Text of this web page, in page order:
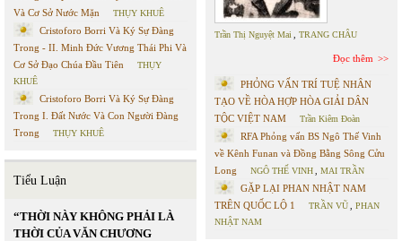
Và Cơ Sở Nước Mặn
THỤY KHUÊ
Cristoforo Borri Và Ký Sự Đàng
Trong - II. Minh Đức Vương Thái Phi Và
Cơ Sở Đạo Chúa Đầu Tiên
THỤY
KHUÊ
Cristoforo Borri Và Ký Sự Đàng
Trong I. Đất Nước Và Con Người Đàng
Trong
THỤY KHUÊ
Tiểu Luận
“THỜI NÀY KHÔNG PHẢI LÀ
THỜI CỦA VĂN CHƯƠNG
Trần Thị Nguyệt Mai TRANG CHÂU
Đọc thêm
PHỎNG VẤN TRÍ TUỆ NHÂN
TẠO VỀ HÒA HỢP HÒA GIẢI DÂN
TỘC VIỆT NAM
Trần Kiêm Đoàn
RFA Phỏng vấn BS Ngô Thế Vinh
về Kênh Funan và Đồng Bằng Sông Cửu
Long
NGÔ THẾ VINH MAI TRẦN
GẶP LẠI PHAN NHẬT NAM
TRÊN QUỐC LỘ 1
TRẦN VŨ
PHAN
NHẬT NAM